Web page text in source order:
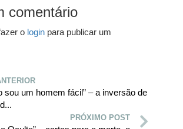
comentário
o login para publicar um
sou um homem fácil” – a inversão de
PRÓXIMO POST